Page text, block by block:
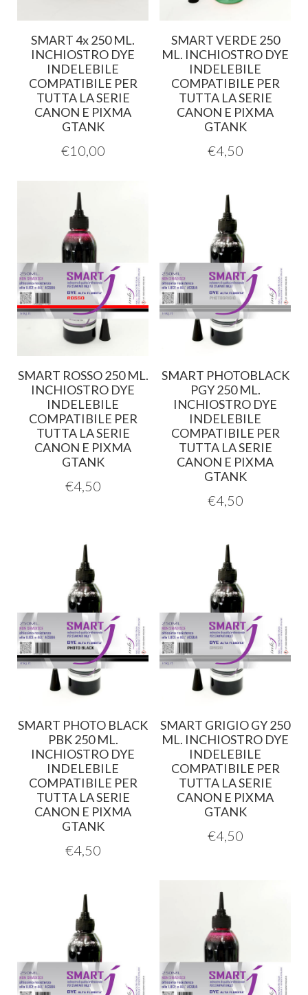
SMART 4x 250 ML.
INCHIOSTRO DYE
INDELEBILE
COMPATIBILE PER
TUTTA LA SERIE
CANON E PIXMA
GTANK
€10,00
SMART VERDE 250
ML. INCHIOSTRO DYE
INDELEBILE
COMPATIBILE PER
TUTTA LA SERIE
CANON E PIXMA
GTANK
€4,50
SMART ROSSO 250 ML.
INCHIOSTRO DYE
INDELEBILE
COMPATIBILE PER
TUTTA LA SERIE
CANON E PIXMA
GTANK
€4,50
SMART PHOTOBLACK
PGY 250 ML.
INCHIOSTRO DYE
INDELEBILE
COMPATIBILE PER
TUTTA LA SERIE
CANON E PIXMA
GTANK
€4,50
SMART PHOTO BLACK
PBK 250 ML.
INCHIOSTRO DYE
INDELEBILE
COMPATIBILE PER
TUTTA LA SERIE
CANON E PIXMA
GTANK
€4,50
SMART GRIGIO GY 250
ML. INCHIOSTRO DYE
INDELEBILE
COMPATIBILE PER
TUTTA LA SERIE
CANON E PIXMA
GTANK
€4,50